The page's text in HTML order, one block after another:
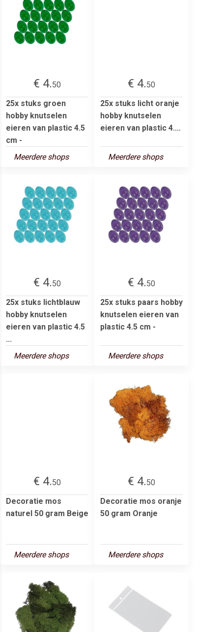
€ 4.50
25x stuks groen
hobby knutselen
eieren van plastic 4.5
cm -
Meerdere shops
€ 4.50
25x stuks licht oranje
hobby knutselen
eieren van plastic 4....
Meerdere shops
€ 4.50
25x stuks lichtblauw
hobby knutselen
eieren van plastic 4.5
...
Meerdere shops
€ 4.50
25x stuks paars hobby
knutselen eieren van
plastic 4.5 cm -
Meerdere shops
€ 4.50
Decoratie mos
naturel 50 gram Beige
Meerdere shops
€ 4.50
Decoratie mos oranje
50 gram Oranje
Meerdere shops